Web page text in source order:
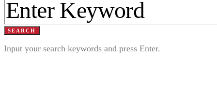
SEARCH
Input your search keywords and press Enter.